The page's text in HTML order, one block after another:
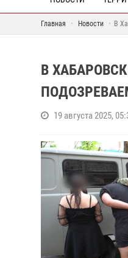
Главная Новости В
В
19 августа 2025,